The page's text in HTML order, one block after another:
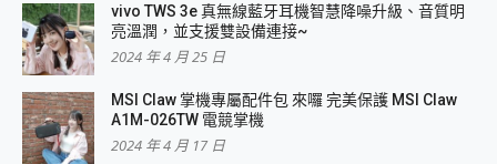
vivo TWS 3e 真無線藍牙耳機智慧降噪升級、音質明
亮溫潤，並支援雙設備連接~
2024 年 4 月 25 日
MSI Claw 掌機專屬配件包 來囉 完美保護 MSI Claw
A1M-026TW 電競掌機
2024 年 4 月 17 日